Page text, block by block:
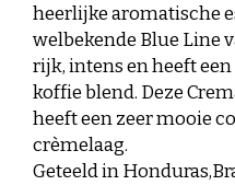
heerlijke aromatische
welbekende Blue Line
rijk, intens en heeft
koffie blend. Deze
heeft een zeer mooie
crèmelaag.
Geteeld in